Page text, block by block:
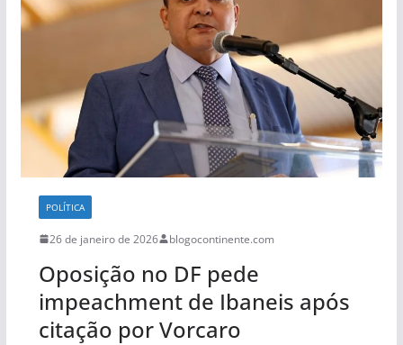
POLÍTICA
26 de janeiro de 2026 blogocontinente.com
Oposição no DF pede
impeachment de Ibaneis após
citação por Vorcaro